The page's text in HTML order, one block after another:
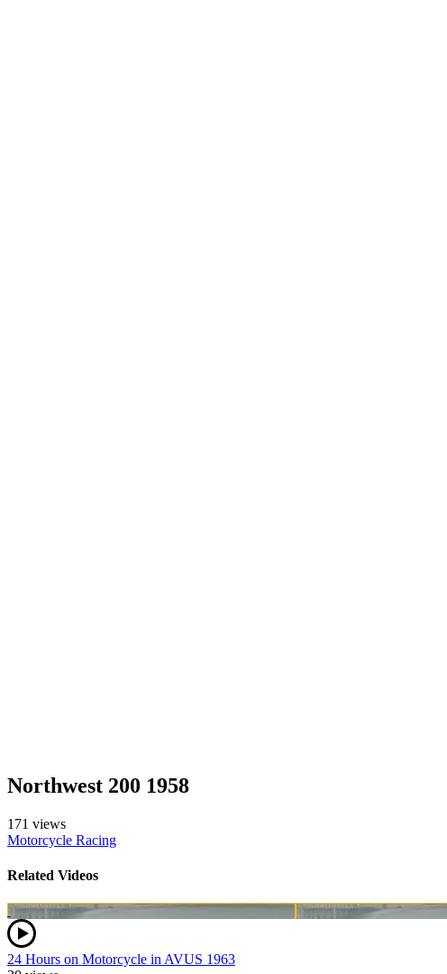
Northwest 200 1958
171 views
Motorcycle Racing
Related Videos
24 Hours on Motorcycle in AVUS 1963